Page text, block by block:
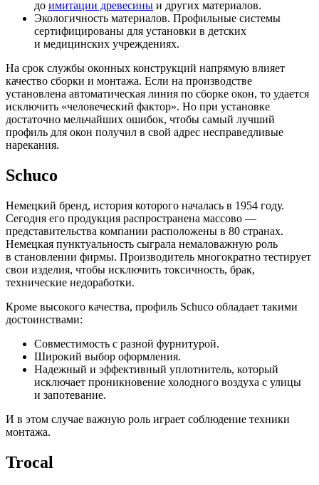
до имитации древесины и других материалов.
Экологичность материалов. Профильные системы
сертифицированы для установки в детских
и медицинских учреждениях.
На срок службы оконных конструкций напрямую влияет
качество сборки и монтажа. Если на производстве
установлена автоматическая линия по сборке окон, то удается
исключить «человеческий фактор». Но при установке
достаточно мельчайших ошибок, чтобы самый лучший
профиль для окон получил в свой адрес несправедливые
нарекания.
Schuco
Немецкий бренд, история которого началась в 1954 году.
Сегодня его продукция распространена массово —
представительства компании расположены в 80 странах.
Немецкая пунктуальность сыграла немаловажную роль
в становлении фирмы. Производитель многократно тестирует
свои изделия, чтобы исключить токсичность, брак,
технические недоработки.
Кроме высокого качества, профиль Schuco обладает такими
достоинствами:
Совместимость с разной фурнитурой.
Широкий выбор оформления.
Надежный и эффективный уплотнитель, который
исключает проникновение холодного воздуха с улицы
и запотевание.
И в этом случае важную роль играет соблюдение техники
монтажа.
Trocal